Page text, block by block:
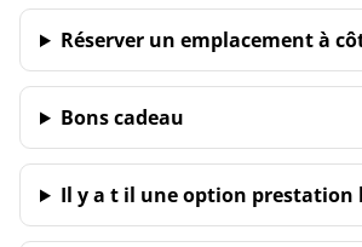
Réserver un emplacement à
Bons cadeau
Il y a t il une option prestation